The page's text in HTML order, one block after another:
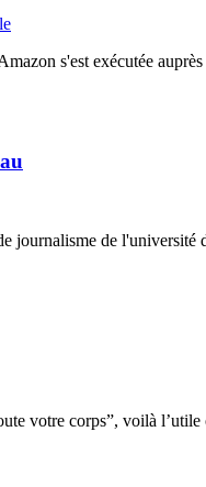
s'est exécutée
journalisme de
votre corps”, voilà